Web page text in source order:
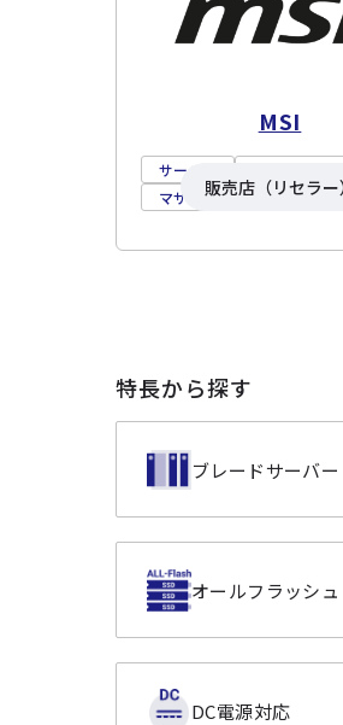
MSI
サーバー
ワークステ
マザーボード
ネット
販売店（リセラー
特長から探す
ブレードサーバー
オールフラッシュ
DC電源対応